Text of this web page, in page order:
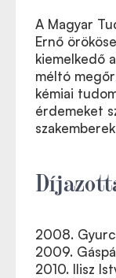
A Magyar
Ernő
kiemelkedő
méltó
kémiai
érdemeket
2008.
2009.
2010. Ilisz